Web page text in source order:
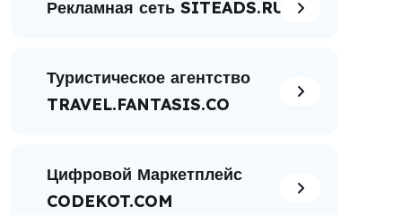
Рекламная сеть SITEADS.RU
Туристическое агентство
TRAVEL.FANTASIS.CO
Цифровой Маркетплейс
CODEKOT.COM